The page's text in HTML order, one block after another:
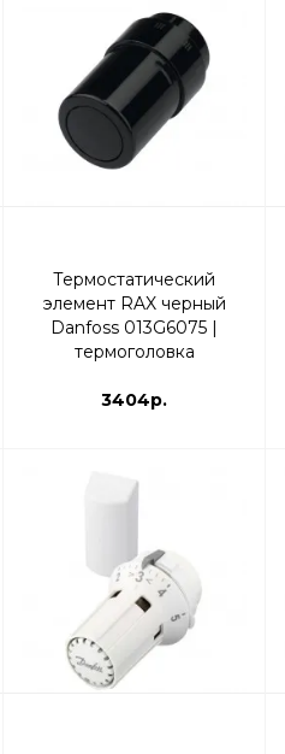
Термостатический
элемент RAX черный
Danfoss 013G6075 |
термоголовка
3404р.